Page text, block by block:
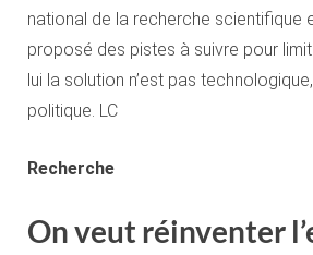
national de la recherche scientifique
proposé des pistes à suivre pour
lui la solution n’est pas
politique. LC
Recherche
On veut réinventer